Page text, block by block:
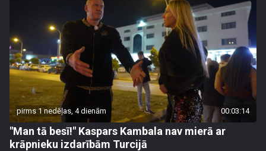
pirms 1 nedēļas, 4 dienām 00:03:14
"Man tā besī!" Kaspars Kambala nav mierā ar
krāpnieku izdarībām Turcijā